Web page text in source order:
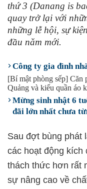
thứ 3 (Danang is
quay trở lại với
những lễ hội, sự
đầu năm mới.
Công ty gia đình
[Bí mật phòng sếp] Căn
Quảng và kiểu quần áo
Mừng sinh nhật 6
đãi lớn nhất chưa
Sau đợt bùng phát
các hoạt động kích
thách thức hơn rất
sự nâng cao về